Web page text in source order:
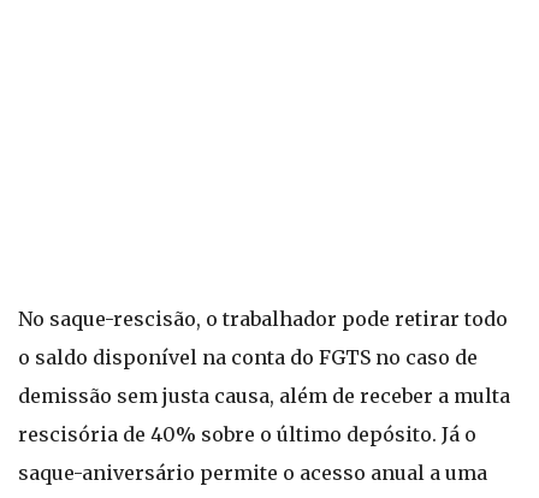
No saque-rescisão, o trabalhador pode retirar todo
o saldo disponível na conta do FGTS no caso de
demissão sem justa causa, além de receber a multa
rescisória de 40% sobre o último depósito. Já o
saque-aniversário permite o acesso anual a uma